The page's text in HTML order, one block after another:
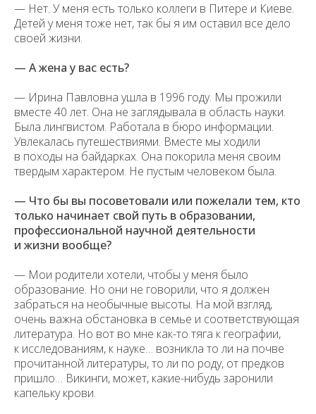
— Нет. У меня есть только коллеги в Питере и Киеве.
Детей у меня тоже нет, так бы я им оставил все дело
своей жизни.
— А жена у вас есть?
— Ирина Павловна ушла в 1996 году. Мы прожили
вместе 40 лет. Она не заглядывала в область науки.
Была лингвистом. Работала в бюро информации.
Увлекалась путешествиями. Вместе мы ходили
в походы на байдарках. Она покорила меня своим
твердым характером. Не пустым человеком была.
— Что бы вы посоветовали или пожелали тем, кто
только начинает свой путь в образовании,
профессиональной научной деятельности
и жизни вообще?
— Мои родители хотели, чтобы у меня было
образование. Но они не говорили, что я должен
забраться на необычные высоты. На мой взгляд,
очень важна обстановка в семье и соответствующая
литература. Но вот во мне как-то тяга к географии,
к исследованиям, к науке… возникла то ли на почве
прочитанной литературы, то ли по роду, от предков
пришло… Викинги, может, какие-нибудь заронили
капельку крови.